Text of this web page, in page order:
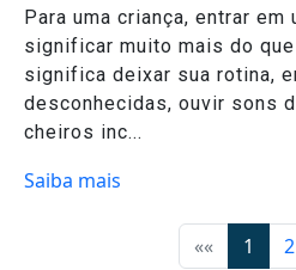
Para uma criança, entrar
significar muito mais do
significa deixar sua rotina,
desconhecidas, ouvir sons
cheiros inc...
Saiba mais
«« 1 2